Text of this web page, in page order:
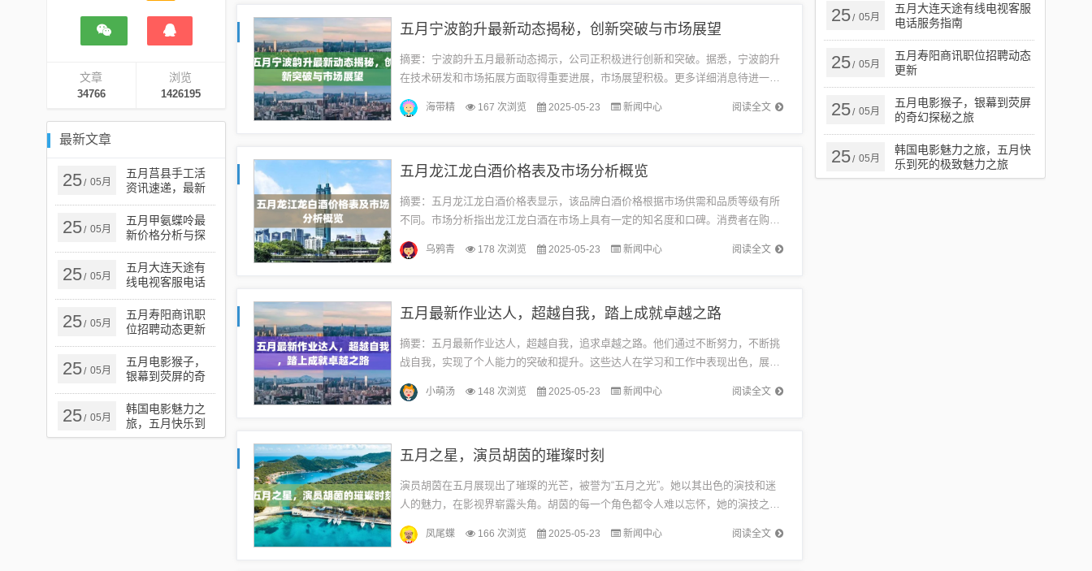
文章
34766
浏览
1426195
最新文章
25/ 05月
五月莒县手工活
资讯速递，最新
资讯概览
25/ 05月
五月甲氨蝶呤最
新价格分析与探
讨
25/ 05月
五月大连天途有
线电视客服电话
服务指南
25/ 05月
五月寿阳商讯职
位招聘动态更新
25/ 05月
五月电影猴子，
银幕到荧屏的奇
幻探秘之旅
25/ 05月
韩国电影魅力之
旅，五月快乐到
死的极致魅力之
五月宁波韵升最新动态揭秘，创新突破与市场展望
摘要：宁波韵升五月最新动态揭示，公司正积极进行创新和突破。据悉，宁波韵升
在技术研发和市场拓展方面取得重要进展，市场展望积极。更多详细消息待进一步
报道。随着春天的脚步渐行渐远，初夏的宁波韵升公司正迎来一系列令人瞩目的
最...
阅读全文
海带精 167 次浏览 2025-05-23 新闻中心
五月龙江龙白酒价格表及市场分析概览
摘要：五月龙江龙白酒价格表显示，该品牌白酒价格根据市场供需和品质等级有所
不同。市场分析指出龙江龙白酒在市场上具有一定的知名度和口碑。消费者在购买
时可根据自身需求和预算做出选择。五月龙江龙白酒价格及市场分析对于了解市
场...
阅读全文
乌鸦青 178 次浏览 2025-05-23 新闻中心
五月最新作业达人，超越自我，踏上成就卓越之路
摘要：五月最新作业达人，超越自我，追求卓越之路。他们通过不断努力，不断挑
战自我，实现了个人能力的突破和提升。这些达人在学习和工作中表现出色，展现
了卓越的能力和素质。他们的成功之路鼓舞着更多的人，激发着更多人追求卓
越、...
阅读全文
小萌汤 148 次浏览 2025-05-23 新闻中心
五月之星，演员胡茵的璀璨时刻
演员胡茵在五月展现出了璀璨的光芒，被誉为“五月之光”。她以其出色的演技和迷
人的魅力，在影视界崭露头角。胡茵的每一个角色都令人难以忘怀，她的演技之路
充满了精彩时刻。五月，是她演艺生涯中的一个重要节点，她的表现令人瞩目，...
阅读全文
凤尾蝶 166 次浏览 2025-05-23 新闻中心
25/ 05月
五月大连天途有线电视客服
电话服务指南
25/ 05月
五月寿阳商讯职位招聘动态
更新
25/ 05月
五月电影猴子，银幕到荧屏
的奇幻探秘之旅
25/ 05月
韩国电影魅力之旅，五月快
乐到死的极致魅力之旅